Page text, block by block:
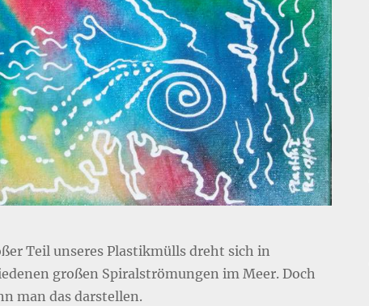
Teil unseres Plastikmülls dreht sich in
großen Spiralströmungen im Meer. Doch
man das darstellen.